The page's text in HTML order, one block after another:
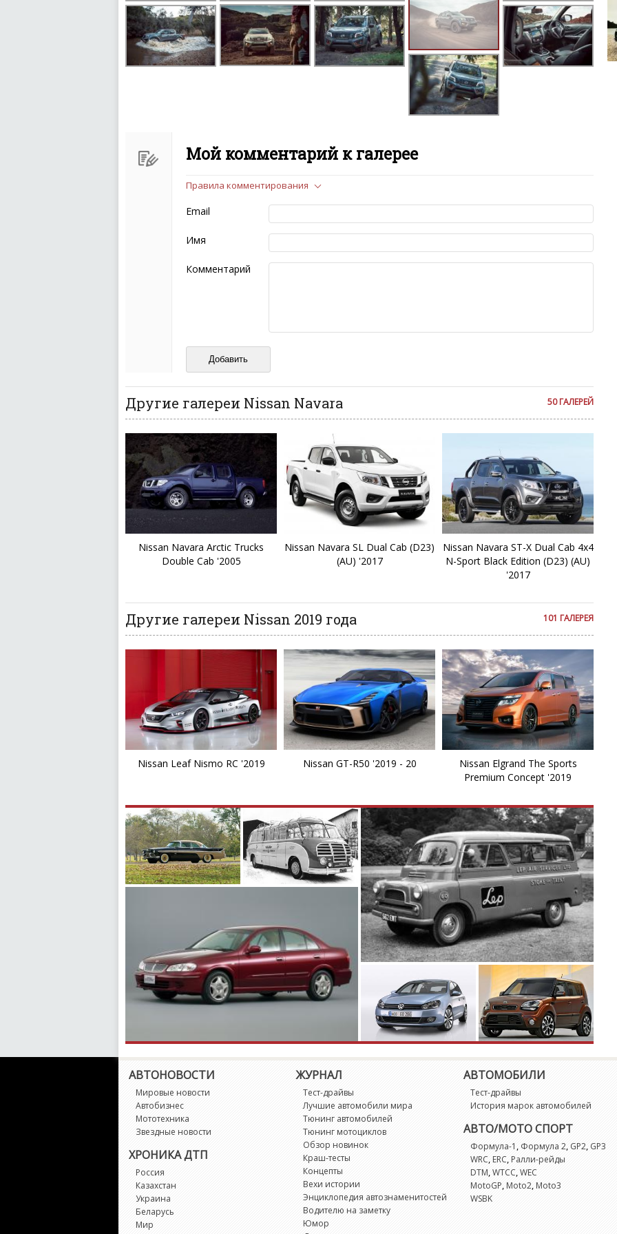
Мой комментарий к галерее
Чтобы ваш комментарий был опубликован на сайте, вам нужно придерживаться
следующих правил:
Комментарий не может быть слишком короткой — избегайте односложных и чисто
эмоциональных высказываний.
Не стоит отклоняться от предмета обсуждения.
Пожалуйста, не используйте в комментарие оскорбления и нецензурную лексику, а
также призывы к насилию и высказывания, направленные на разжигание расовой,
Не размещайте рекламу!
И запаситесь терпением, все комментарии публикуются только после модерации, поэтому
ваш отзыв может появиться на сайте с некоторым опозданием.
Правила комментирования
Email
Имя
Комментарий
50 ГАЛЕРЕЙ
Другие галереи Nissan Navara
Nissan Navara Arctic Trucks
Double Cab '2005
Nissan Navara SL Dual Cab (D23)
(AU) '2017
Nissan Navara ST-X Dual Cab 4x4
N-Sport Black Edition (D23) (AU)
'2017
101 ГАЛЕРЕЯ
Другие галереи Nissan 2019 года
Nissan Leaf Nismo RC '2019 Nissan GT-R50 '2019 - 20
Nissan Elgrand The Sports
Premium Concept '2019
АВТОНОВОСТИ
Мировые новости
Автобизнес
Мототехника
Звездные новости
ХРОНИКА ДТП
Россия
Казахстан
Украина
Беларусь
Мир
ЖУРНАЛ
Тест-драйвы
Лучшие автомобили мира
Тюнинг автомобилей
Тюнинг мотоциклов
Обзор новинок
Краш-тесты
Концепты
Вехи истории
Энциклопедия автознаменитостей
Водителю на заметку
Юмор
АВТОМОБИЛИ
Тест-драйвы
История марок автомобилей
АВТО/МОТО СПОРТ
Формула-1 , Формула 2, GP2, GP3
WRC,ERC,Ралли-рейды
DTM,WTCC,WEC
MotoGP,Moto2,Moto3
WSBK